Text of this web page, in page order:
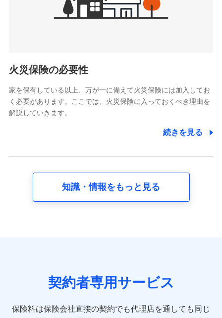
供し、金融商品等の契約を勧奨するため
アンケートやキャンペーン等の実施のため
電話対応の品質向上およびお問合せ内容の正確な把握のため
6.採用応募者の個人情報
採用選考および入社手続を実施するため
8.取引先個人情報
取引先としての選定業務、営業情報の提供業務、契約締結手
10.受託業務の 個人情報
火災保険の必要性
家を保有している以上、万が一に備えて火災保険には加入してお
く必要があります。ここでは、火災保険に入っておくべき理由を
解説していきます。
続きを見る
知識・情報をもっと見る
契約者専用サービス
保険料は保険会社直接の契約でも代理店を通しても同じ